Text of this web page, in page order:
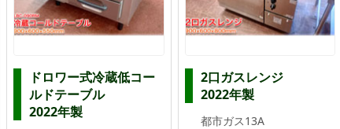
ドロワー式冷蔵低コー
ルドテーブル
2022年製
2口ガスレンジ
2022年製
都市ガス13A